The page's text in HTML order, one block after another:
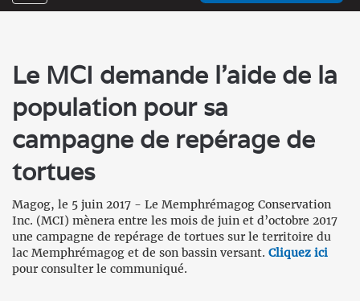
navigation
Le MCI demande l'aide de la
population pour sa
campagne de repérage de
tortues
Magog, le 5 juin 2017 - Le Memphrémagog Conservation
Inc. (MCI) mènera entre les mois de juin et d’octobre 2017
une campagne de repérage de tortues sur le territoire du
lac Memphrémagog et de son bassin versant. Cliquez ici
pour consulter le communiqué.